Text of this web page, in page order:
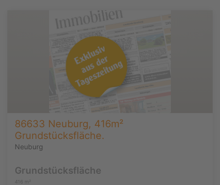
86633 Neuburg, 416m²
Grundstücksfläche.
Neuburg
Grundstücksfläche
416 m²